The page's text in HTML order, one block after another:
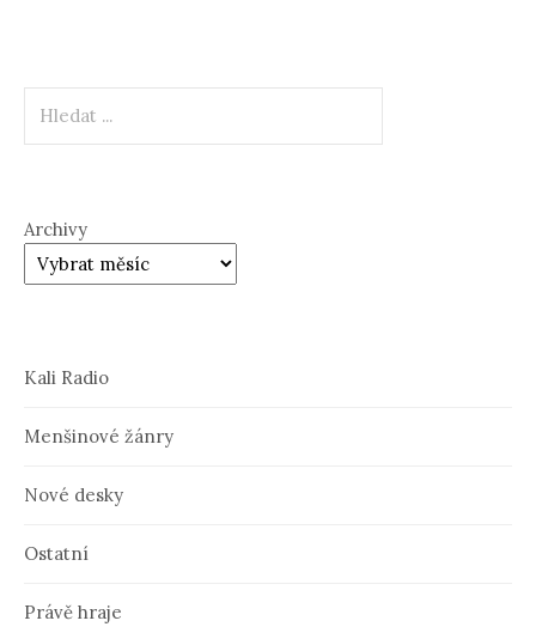
Archivy
Kali Radio
Menšinové žánry
Nové desky
Ostatní
Právě hraje